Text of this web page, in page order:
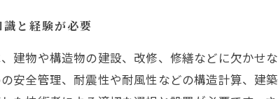
と経験が必要
建物や構造物の建設、改修、修繕などに欠かせ
安全管理、耐震性や耐風性などの構造計算、建